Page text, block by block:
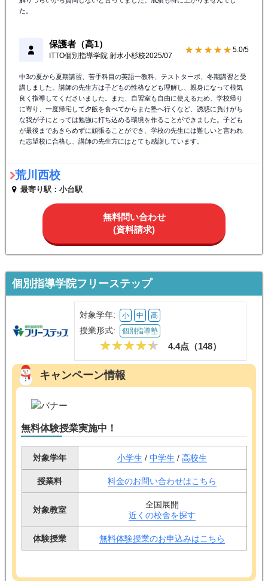
た。
保護者（高1）
ITTO個別指導学院 射水小杉校2025/07
★★★★★ 5.0/5
中3の夏から夏期講習、苦手科目の英語一教科、テストターボ、冬期講習と受
講しました。講師の先生方は子どもの性格なども理解し、親身になって根気
良く指導してくださいました。また、自習室も自由に使えるため、学校帰り
に寄り、一度帰宅して夕飯を食べてからまた塾へ行くなど、誘惑に負けがち
な我が子にとっては勉強に打ち込める環境を作ることができました。子ども
が最後まであきらめずに頑張ることができ、学校の先生には難しいと言われ
た志望校に合格し、講師の先生方にはとても感謝しています。
荒川西校
最寄り駅：小台駅
無料問い合わせ
(資料請求)
個別指導学院フリーステップ
対象学年: 小 中 高
授業形式: 個別指導塾
4.4点（148）
キャンペーン情報
無料体験授業実施中！
対象学年 小学生 / 中学生 / 高校生
授業料 料金のお問い合わせはこちら
対象教室
全国展開
近くの校舎を探す
体験授業 無料体験授業のお申込みはこちら